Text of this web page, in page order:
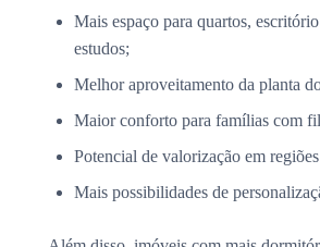
Mais espaço para quartos,
estudos;
Melhor aproveitamento da planta
Maior conforto para famílias com
Potencial de valorização em
Mais possibilidades de